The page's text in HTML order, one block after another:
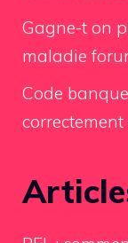
Gagne-t on
maladie
Code